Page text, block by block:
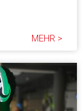
MEHR >